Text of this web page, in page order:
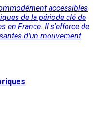
accessibles
de la période clé de
en France. Il s'efforce de
d'un mouvement